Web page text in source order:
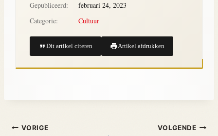
Gepubliceerd:
februari 24, 2023
Categorie:
Cultuur
Dit artikel citeren Artikel afdrukken
VORIGE VOLGENDE